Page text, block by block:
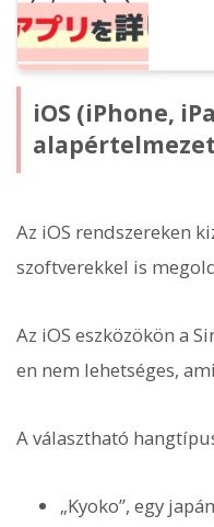
iOS (iPhone,
Az iOS rendszereken
szoftverekkel is
Az iOS eszközökön a
en nem lehetséges,
A választható
„Kyoko”, egy